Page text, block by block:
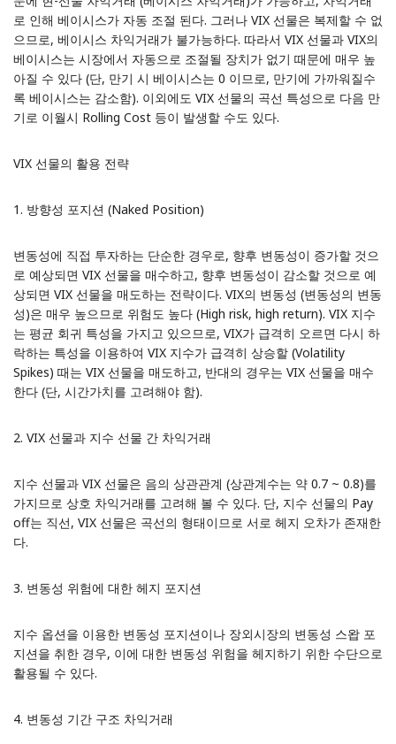
로 인해 베이시스가 자동 조절 된다. 그러나 VIX 선물은 복제할 수 없
으므로, 베이시스 차익거래가 불가능하다. 따라서 VIX 선물과 VIX의
베이시스는 시장에서 자동으로 조절될 장치가 없기 때문에 매우 높
아질 수 있다 (단, 만기 시 베이시스는 0 이므로, 만기에 가까워질수
록 베이시스는 감소함). 이외에도 VIX 선물의 곡선 특성으로 다음 만
기로 이월시 Rolling Cost 등이 발생할 수도 있다.
VIX 선물의 활용 전략
1. 방향성 포지션 (Naked Position)
변동성에 직접 투자하는 단순한 경우로, 향후 변동성이 증가할 것으
로 예상되면 VIX 선물을 매수하고, 향후 변동성이 감소할 것으로 예
상되면 VIX 선물을 매도하는 전략이다. VIX의 변동성 (변동성의 변동
성)은 매우 높으므로 위험도 높다 (High risk, high return). VIX 지수
는 평균 회귀 특성을 가지고 있으므로, VIX가 급격히 오르면 다시 하
락하는 특성을 이용하여 VIX 지수가 급격히 상승할 (Volatility
Spikes) 때는 VIX 선물을 매도하고, 반대의 경우는 VIX 선물을 매수
한다 (단, 시간가치를 고려해야 함).
2. VIX 선물과 지수 선물 간 차익거래
지수 선물과 VIX 선물은 음의 상관관계 (상관계수는 약 0.7 ~ 0.8)를
가지므로 상호 차익거래를 고려해 볼 수 있다. 단, 지수 선물의 Pay
off는 직선, VIX 선물은 곡선의 형태이므로 서로 헤지 오차가 존재한
다.
3. 변동성 위험에 대한 헤지 포지션
지수 옵션을 이용한 변동성 포지션이나 장외시장의 변동성 스왑 포
지션을 취한 경우, 이에 대한 변동성 위험을 헤지하기 위한 수단으로
활용될 수 있다.
4. 변동성 기간 구조 차익거래